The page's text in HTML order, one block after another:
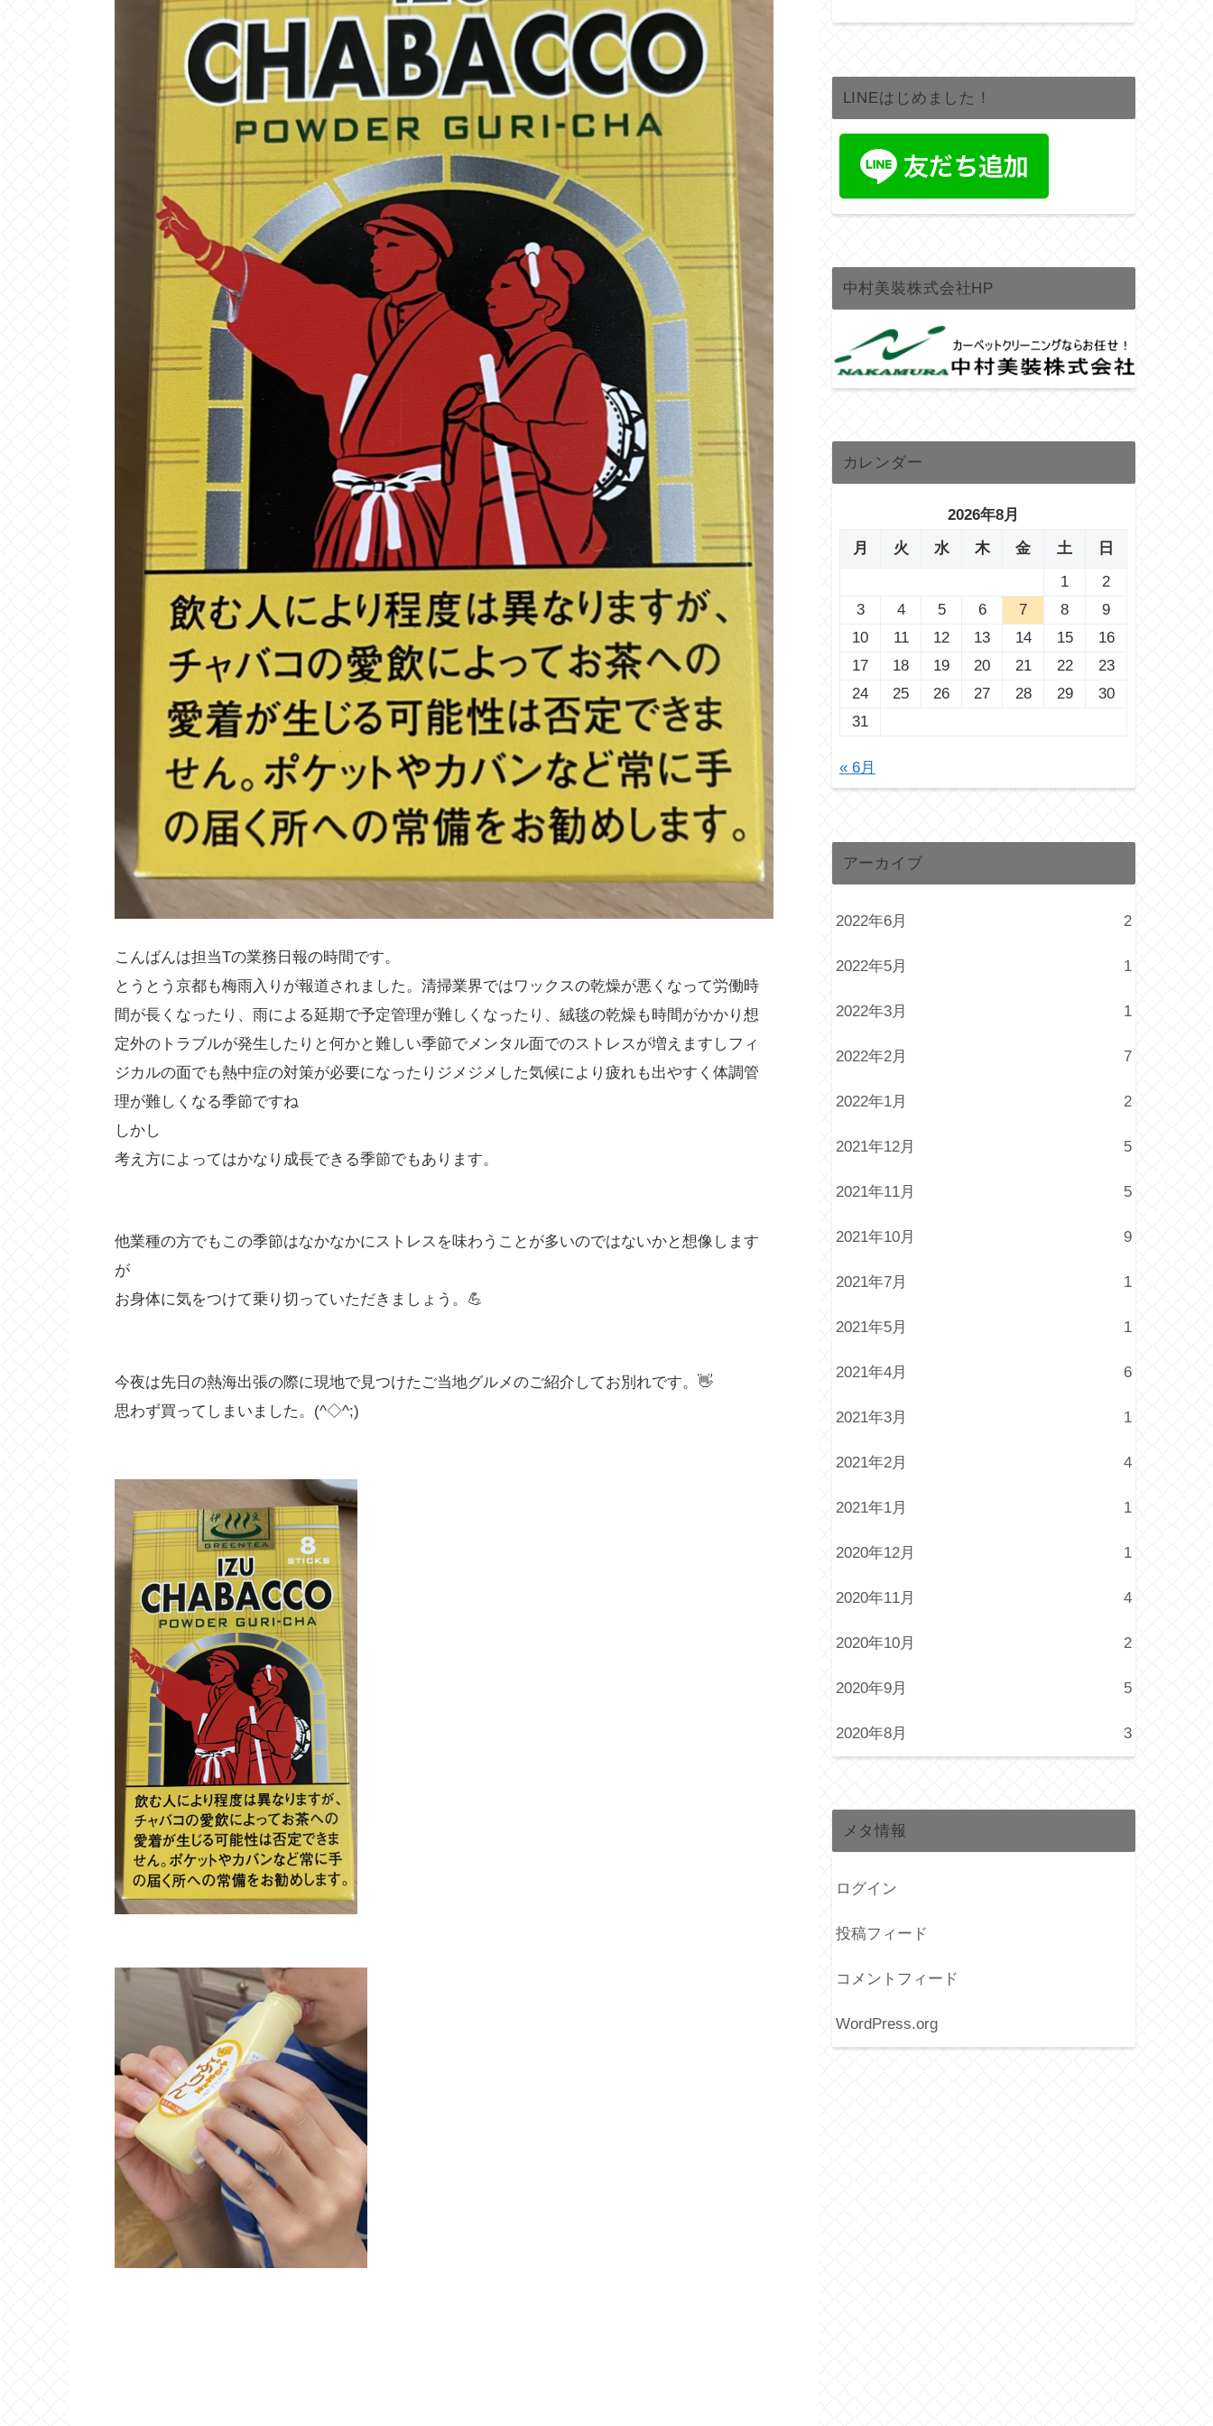
こんばんは担当Tの業務日報の時間です。
とうとう京都も梅雨入りが報道されました。清掃業界ではワックスの乾燥が悪くなって労働時
間が長くなったり、雨による延期で予定管理が難しくなったり、絨毯の乾燥も時間がかかり想
定外のトラブルが発生したりと何かと難しい季節でメンタル面でのストレスが増えますしフィ
ジカルの面でも熱中症の対策が必要になったりジメジメした気候により疲れも出やすく体調管
理が難しくなる季節ですね
しかし
考え方によってはかなり成長できる季節でもあります。
他業種の方でもこの季節はなかなかにストレスを味わうことが多いのではないかと想像します
が
お身体に気をつけて乗り切っていただきましょう。💪
今夜は先日の熱海出張の際に現地で見つけたご当地グルメのご紹介してお別れです。👋
思わず買ってしまいました。(^◇^;)
LINEはじめました！
中村美裝株式会社HP
カレンダー
2026年8月
月
火 水 木 金 土
日
1
2
3
4 5 6 7 8
9
10
11 12 13 14 15
16
17
18 19 20 21 22
23
24
25 26 27 28 29
30
31
« 6月
アーカイブ
2022年6月 2
2022年5月 1
2022年3月 1
2022年2月 7
2022年1月 2
2021年12月 5
2021年11月 5
2021年10月 9
2021年7月 1
2021年5月 1
2021年4月 6
2021年3月 1
2021年2月 4
2021年1月 1
2020年12月 1
2020年11月 4
2020年10月 2
2020年9月 5
2020年8月 3
メタ情報
ログイン
投稿フィード
コメントフィード
WordPress.org